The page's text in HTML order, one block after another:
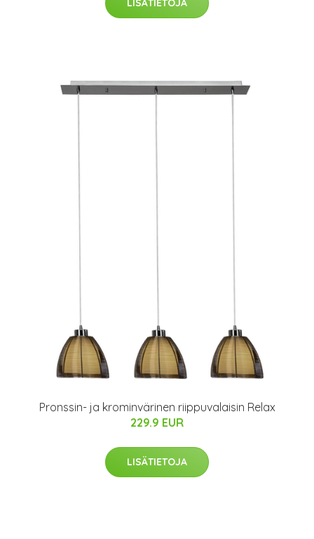
LISÄTIETOJA
Pronssin- ja krominvärinen riippuvalaisin Relax
229.9 EUR
LISÄTIETOJA